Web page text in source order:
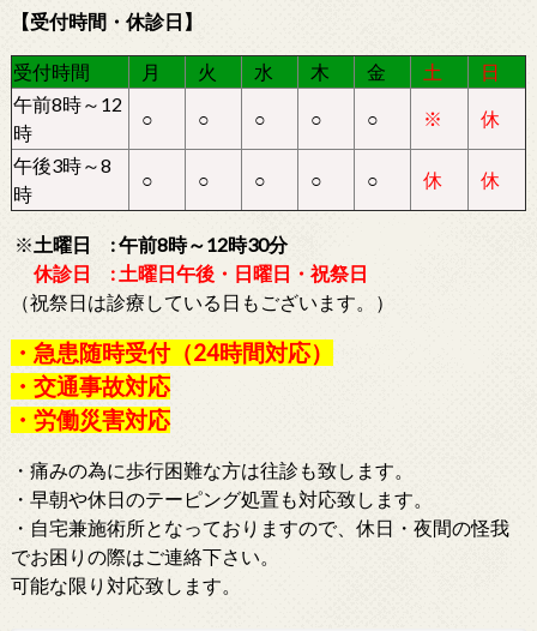
【受付時間・休診日】
受付時間 月 火 水 木 金 土
日
午前8時～12
時
○ ○ ○ ○ ○ ※ 休
午後3時～8
時
○ ○ ○ ○ ○ 休 休
※土曜日 : 午前8時～12時30分
休診日 : 土曜日午後・日曜日・祝祭日
（祝祭日は診療している日もございます。）
・急患随時受付（24時間対応）
・交通事故対応
・労働災害対応
・痛みの為に歩行困難な方は往診も致します。
・早朝や休日のテーピング処置も対応致します。
・自宅兼施術所となっておりますので、休日・夜間の怪我
でお困りの際はご連絡下さい。
可能な限り対応致します。